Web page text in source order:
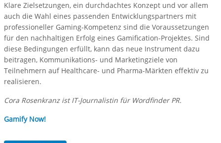
Klare Zielsetzungen, ein durchdachtes Konzept und vor allem
auch die Wahl eines passenden Entwicklungspartners mit
professioneller Gaming-Kompetenz sind die Voraussetzungen
für den nachhaltigen Erfolg eines Gamification-Projektes. Sind
diese Bedingungen erfüllt, kann das neue Instrument dazu
beitragen, Kommunikations- und Marketingziele von
Teilnehmern auf Healthcare- und Pharma-Märkten effektiv zu
realisieren.
Cora Rosenkranz ist IT-Journalistin für Wordfinder PR.
Gamify Now!